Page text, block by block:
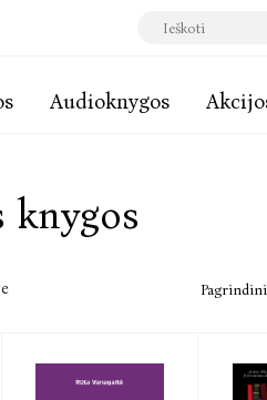
Audioknygos